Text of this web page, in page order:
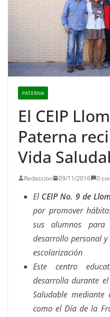
PATERNA
El CEIP
Paterna
Vida
Redaccion 09/11/2016 0
El CEIP No. 9 de
por promover
sus alumnos para
desarrollo personal
escolarización
Este centro
desarrolla durante
Saludable mediante
como el Día de la